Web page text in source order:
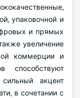
упаковочной и
и прямых
увеличение
коммерции и
способствуют
акцент
в сочетании с